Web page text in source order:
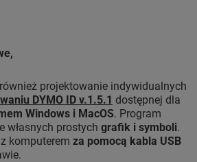
projektowanie indywidualnych
DYMO ID v.1.5.1 dostępnej dla
Windows i MacOS. Program
własnych prostych grafik i symboli.
komputerem za pomocą kabla USB